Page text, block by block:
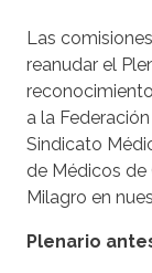
Las
reanudar el
a la
Sindicato
de Médicos de
Milagro en
Plenario